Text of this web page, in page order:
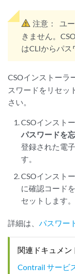
注意： ユ
きません。
はCLIからパス
CSOインストーラ
スワードをリセッ
さい。
CSOインスト
パスワードを
登録された電
す。
CSOインスト
に確認コード
セットします。
詳細は、 パスワー
関連ドキュメン
Contrail サービ